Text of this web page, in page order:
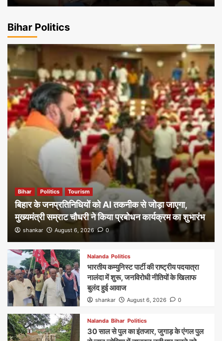
Bihar Politics
Bihar Politics Tourism
बिहार के जनप्रतिनिधियों को AI तकनीक से जोड़ा जाएगा,
मुख्यमंत्री सम्राट चौधरी ने किया प्रबोधन कार्यक्रम का शुभारंभ
shankar August 6, 2026 0
Nalanda Politics
भारतीय कम्युनिस्ट पार्टी की राष्ट्रीय पदयात्रा
नालंदा में शुरू, जनविरोधी नीतियों के खिलाफ
बुलंद हुई आवाज
shankar August 6, 2026 0
Nalanda Bihar Politics
30 साल से पुल का इंतजार, जुगाड़ के एंगल पुल